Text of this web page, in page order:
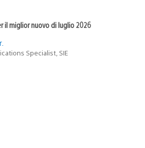
il miglior nuovo di luglio 2026
Specialist, SIE